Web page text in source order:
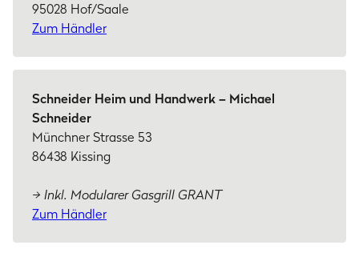
95028 Hof/Saale
Zum Händler
Schneider Heim und Handwerk – Michael
Schneider
Münchner Strasse 53
86438 Kissing
→ Inkl. Modularer Gasgrill GRANT
Zum Händler